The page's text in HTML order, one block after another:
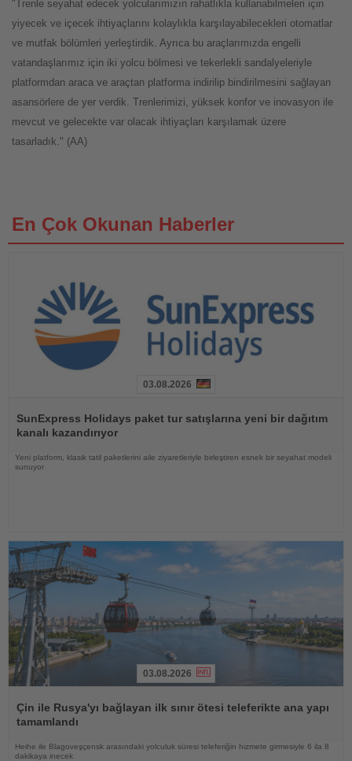
"Trenle seyahat edecek yolcularımızın rahatlıkla kullanabilmeleri için
yiyecek ve içecek ihtiyaçlarını kolaylıkla karşılayabilecekleri otomatlar
ve mutfak bölümleri yerleştirdik. Ayrıca bu araçlarımızda engelli
vatandaşlarımız için iki yolcu bölmesi ve tekerlekli sandalyeleriyle
platformdan araca ve araçtan platforma indirilip bindirilmesini sağlayan
asansörlere de yer verdik. Trenlerimizi, yüksek konfor ve inovasyon ile
mevcut ve gelecekte var olacak ihtiyaçları karşılamak üzere
tasarladık." (AA)
En Çok Okunan Haberler
Oku
03.08.2026
SunExpress Holidays paket tur satışlarına yeni bir dağıtım
kanalı kazandırıyor
Yeni platform, klasik tatil paketlerini aile ziyaretleriyle birleştiren esnek bir seyahat modeli
sunuyor
Oku
03.08.2026
Çin ile Rusya'yı bağlayan ilk sınır ötesi teleferikte ana yapı
tamamlandı
Heihe ile Blagoveşçensk arasındaki yolculuk süresi teleferiğin hizmete girmesiyle 6 ila 8
dakikaya inecek